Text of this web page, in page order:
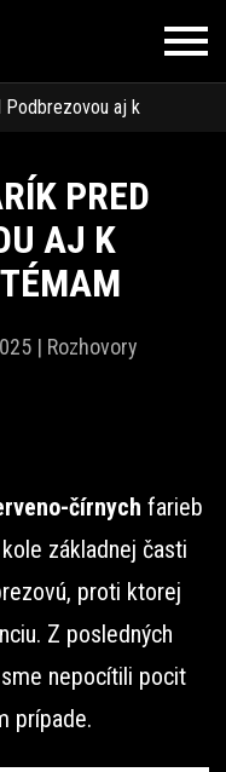
Podbrezovou aj k
PRED
AJ K
| Rozhovory
čírnych farieb
základnej časti
proti ktorej
Z posledných
nepocítili pocit
prípade.